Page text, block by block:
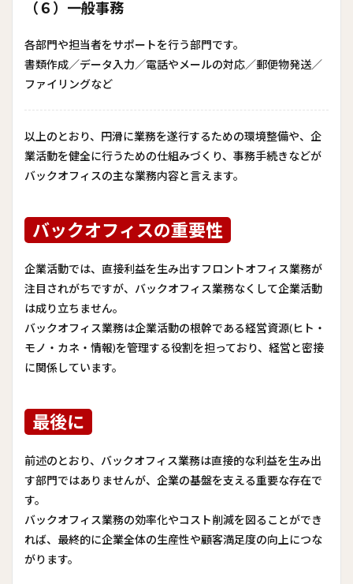
（６）一般事務
各部門や担当者をサポートを行う部門です。
書類作成／データ入力／電話やメールの対応／郵便物発送／
ファイリングなど
以上のとおり、円滑に業務を遂行するための環境整備や、企
業活動を健全に行うための仕組みづくり、事務手続きなどが
バックオフィスの主な業務内容と言えます。
バックオフィスの重要性
企業活動では、直接利益を生み出すフロントオフィス業務が
注目されがちですが、バックオフィス業務なくして企業活動
は成り立ちません。
バックオフィス業務は企業活動の根幹である経営資源(ヒト・
モノ・カネ・情報)を管理する役割を担っており、経営と密接
に関係しています。
最後に
前述のとおり、バックオフィス業務は直接的な利益を生み出
す部門ではありませんが、企業の基盤を支える重要な存在で
す。
バックオフィス業務の効率化やコスト削減を図ることができ
れば、最終的に企業全体の生産性や顧客満足度の向上につな
がります。